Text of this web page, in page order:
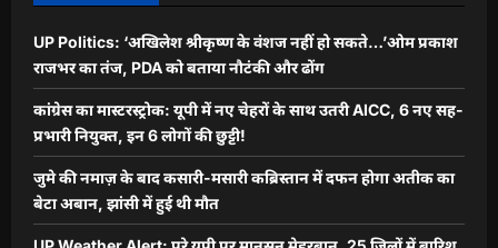
UP Politics: ‘अखिलेश श्रीकृष्ण के वंशज नहीं हो सकते…’ओम प्रकाश
राजभर का तंज, PDA को बताया नौटंकी और ढोंग
कांग्रेस का मास्टरस्ट्रोक: यूपी में नए चेहरों के साथ उतरी AICC, 6 नए सह-
प्रभारी नियुक्त, इन 6 लोगों की छुट्टी!
जुमे की नमाज़ के बाद कसारी-मसारी कब्रिस्तान में दफन होगा अतीक का
बेटा अबान, झांसी में हुई थी मौत